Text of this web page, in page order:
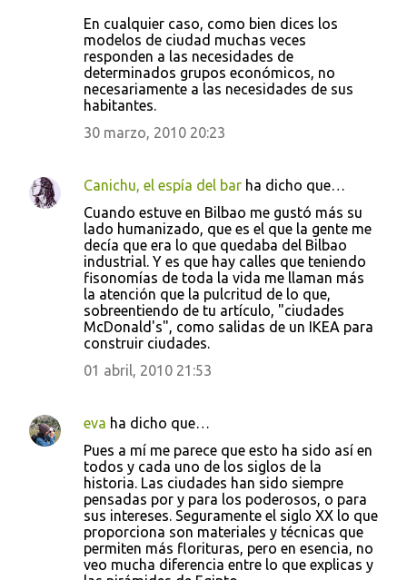
En cualquier caso, como bien dices los
modelos de ciudad muchas veces
responden a las necesidades de
determinados grupos económicos, no
necesariamente a las necesidades de sus
habitantes.
30 marzo, 2010 20:23
Canichu, el espía del bar ha dicho que…
Cuando estuve en Bilbao me gustó más su
lado humanizado, que es el que la gente me
decía que era lo que quedaba del Bilbao
industrial. Y es que hay calles que teniendo
fisonomías de toda la vida me llaman más
la atención que la pulcritud de lo que,
sobreentiendo de tu artículo, "ciudades
McDonald's", como salidas de un IKEA para
construir ciudades.
01 abril, 2010 21:53
eva ha dicho que…
Pues a mí me parece que esto ha sido así en
todos y cada uno de los siglos de la
historia. Las ciudades han sido siempre
pensadas por y para los poderosos, o para
sus intereses. Seguramente el siglo XX lo que
proporciona son materiales y técnicas que
permiten más florituras, pero en esencia, no
veo mucha diferencia entre lo que explicas y